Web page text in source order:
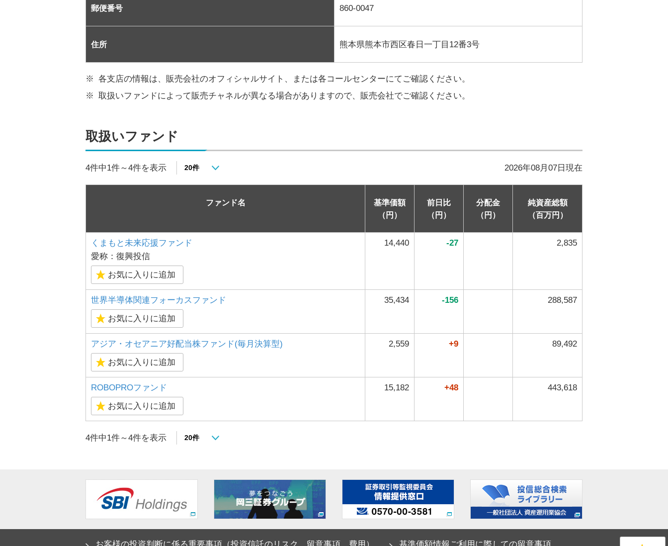
郵便番号 860-0047
住所 熊本県熊本市西区春日一丁目12番3号
各支店の情報は、販売会社のオフィシャルサイト、または各コールセンターにてご確認ください。
取扱いファンドによって販売チャネルが異なる場合がありますので、販売会社でご確認ください。
取扱いファンド
4件中1件～4件を表示 2026年08月07日現在
ファンド名
基準価額
（円）
前日比
（円）
分配金
（円）
純資産総額
（百万円）
くまもと未来応援ファンド
愛称：復興投信
お気に入りに追加
14,440 -27 2,835
世界半導体関連フォーカスファンド
お気に入りに追加
35,434 -156 288,587
アジア・オセアニア好配当株ファンド(毎月決算型)
お気に入りに追加
2,559 +9 89,492
ROBOPROファンド
お気に入りに追加
15,182 +48 443,618
4件中1件～4件を表示
お客様の投資判断に係る重要事項（投資信託のリスク、留意事項、費用） 基準価額情報ご利用に際しての留意事項